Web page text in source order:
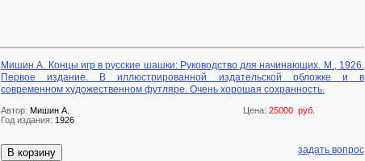
Мишин А. Концы игр в русские шашки: Руководство для начинающих. М., 1926.
Первое издание. В иллюстрированной издательской обложке и в
современном художественном футляре. Очень хорошая сохранность.
Цена: 25000 руб.
Автор: Мишин А.
Год издания: 1926
В корзину задать вопрос